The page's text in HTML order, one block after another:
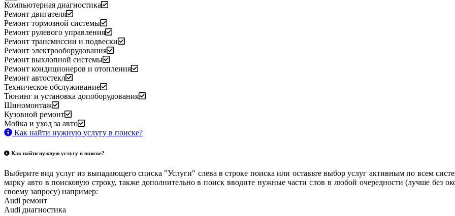
Компьютерная диагностика
Ремонт двигателя
Ремонт тормозной системы
Ремонт рулевого управления
Ремонт трансмиссии и подвески
Ремонт электрооборудования
Ремонт выхлопной системы
Ремонт кондиционеров и отопления
Ремонт автостекл
Техническое обслуживание
Тюнинг и установка допоборудования
Шиномонтаж
Кузовной ремонт
Мойка и уход за авто
Как найти нужную услугу в поиске?
Как найти нужную услугу в поиске?
Выберите вид услуг из выпадающего списка "Услуги" слева в строке поиска или оставьте выбор услуг активным по всем
марку авто в поисковую строку, также дополнительно в поиск вводите нужные части слов в любой очередности (лучше без
своему запросу) например:
Audi ремонт
Audi диагностика